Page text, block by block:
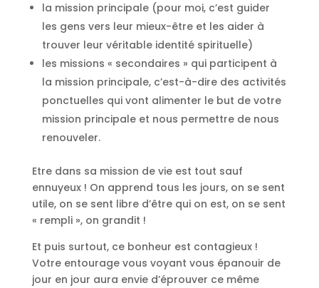
la mission principale (pour moi, c’est guider
les gens vers leur mieux-être et les aider à
trouver leur véritable identité spirituelle)
les missions « secondaires » qui participent à
la mission principale, c’est-à-dire des activités
ponctuelles qui vont alimenter le but de votre
mission principale et nous permettre de nous
renouveler.
Etre dans sa mission de vie est tout sauf
ennuyeux ! On apprend tous les jours, on se sent
utile, on se sent libre d’être qui on est, on se sent
« rempli », on grandit !
Et puis surtout, ce bonheur est contagieux !
Votre entourage vous voyant vous épanouir de
jour en jour aura envie d’éprouver ce même